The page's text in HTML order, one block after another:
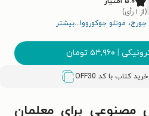
(از ۱ رأی)
جورج، موتلو جوکورووا...بیشتر
| ۵۴,۹۶۰ تومان
OFF30
برای معلمان